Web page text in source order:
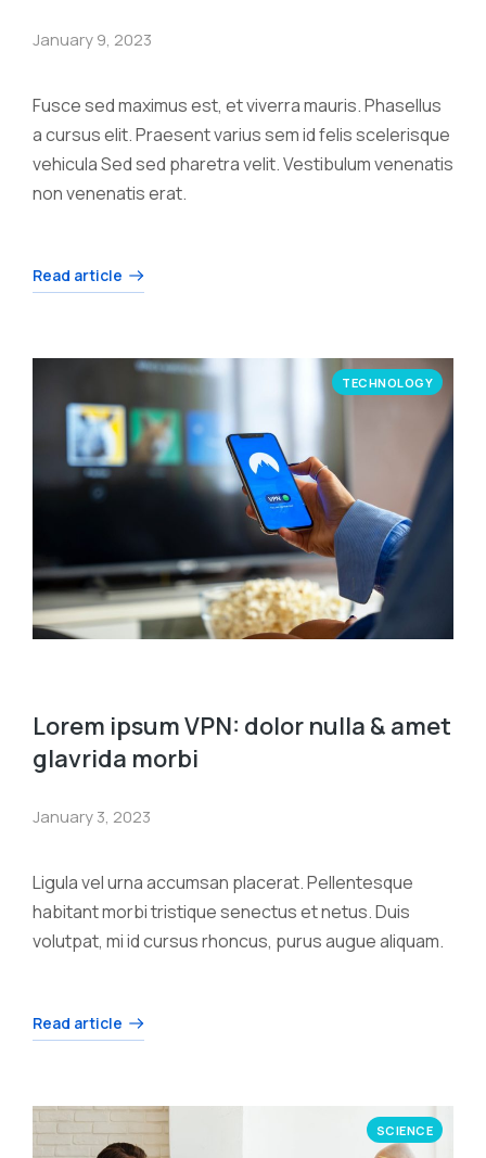
January 9, 2023
Fusce sed maximus est, et viverra mauris. Phasellus
a cursus elit. Praesent varius sem id felis scelerisque
vehicula Sed sed pharetra velit. Vestibulum venenatis
non venenatis erat.
Read article
TECHNOLOGY
Lorem ipsum VPN: dolor nulla & amet
glavrida morbi
January 3, 2023
Ligula vel urna accumsan placerat. Pellentesque
habitant morbi tristique senectus et netus. Duis
volutpat, mi id cursus rhoncus, purus augue aliquam.
Read article
SCIENCE